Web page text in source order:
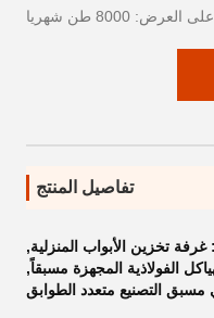
8000 طن شهريا
تفاصيل المنتج
غرفة تخزين الأبواب المنزلية,
الفولاذية المجهزة مسبقاً,
التصنيع متعدد الطوابق